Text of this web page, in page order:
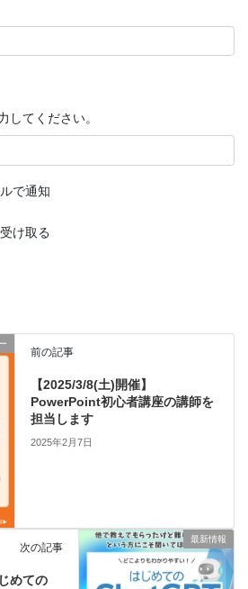
してください。
で通知
け取る
前の記事
【2025/3/8(土)開催】
PowerPoint初心者講座の講師を
担当します
2025年2月7日
最新情報
次の記事
めての